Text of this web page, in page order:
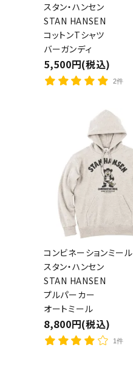
スタン・ハンセン
STAN HANSEN
コットンTシャツ
バーガンディ
5,500円(税込)
2件
コンビネーションミール
スタン・ハンセン
STAN HANSEN
プルパーカー
オートミール
8,800円(税込)
1件